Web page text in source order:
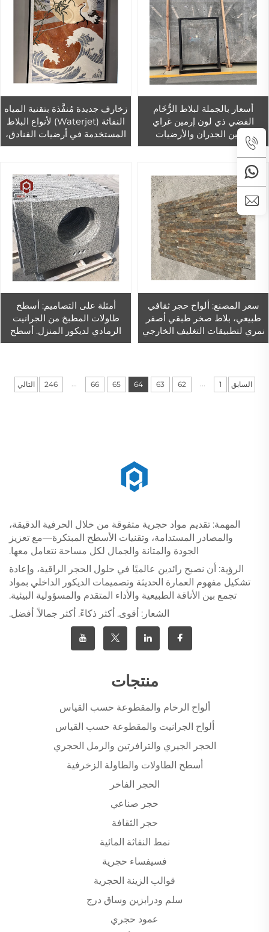
أسعار بالجملة لبلاط الرُّخَام
الفضي ذي لون إرمين غراي
لتزيين الجدران والأرضيات
الداخلية
زخارف جديدة مُنفَّذة بتقنية المياه
النفاثة (Waterjet) لأنواع البلاط
المستخدمة في أرضيات الفنادق،
زخارف رخامية عالية الجودة
الأرضيات
سعر المصنع: ألواح حجر ثقافي
طبيعي، بلاط صخر طبقي أصفر
نمري لتطبيقات التغليف الخارجي
للجدران، بلاط جدران من الحجر
أمثلة على التصاميم: أسطح
طاولات المطبخ من الجرانيت
الرمادي لديكور المنزل. أسطح
طاولات المطبخ من الجرانيت
السابق 1
...
62
63
64
65
66
...
246 التالي
المهمة: تقديم مواد حجرية متفوقة من خلال الحرفية الدقيقة،
والمصادر المستدامة، وتقنيات الأسطح المبتكرة—مع تعزيز
الجودة والمتانة والجمال لكل مساحة نتعامل معها.
الرؤية: أن نصبح رائدين عالميًا في حلول الحجر الراقية، وإعادة
تشكيل مفهوم العمارة الحديثة وتصميمات الديكور الداخلي بمواد
تجمع بين الأناقة الطبيعية والأداء المتقدم والمسؤولية البيئية.
الشعار: أقوى. أكثر ذكاءً. أكثر جمالاً. أفضل.
منتجات
ألواح الرخام والمقطوعة حسب القياس
ألواح الجرانيت والمقطوعة حسب القياس
الحجر الجيري والترافرتين والرمل الحجري
أسطح الطاولات والطاولة الزخرفية
الحجر الفاخر
حجر صناعي
حجر الثقافة
نمط النفاثة المائية
فسيفساء حجرية
قوالب الزينة الحجرية
سلم ودرابزين وساق درج
عمود حجري